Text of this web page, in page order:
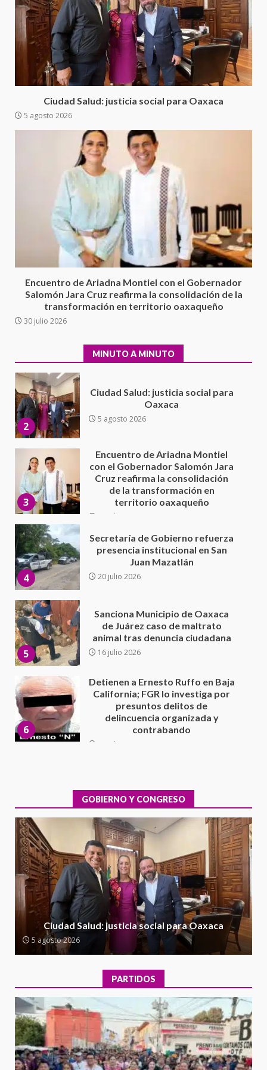
Ciudad Salud: justicia social para Oaxaca
5 agosto 2026
Encuentro de Ariadna Montiel con el Gobernador
Salomón Jara Cruz reafirma la consolidación de la
transformación en territorio oaxaqueño
30 julio 2026
MINUTO A MINUTO
5
Sanciona Municipio de Oaxaca
de Juárez caso de maltrato
animal tras denuncia ciudadana
16 julio 2026
6
Detienen a Ernesto Ruffo en Baja
California; FGR lo investiga por
presuntos delitos de
16 julio 2026
Sin paso carretera Oaxaca-
Cuacnopalan
26 junio 2026
Exhorta Poder Legislativo al
IEEPO y al Iocied a realizar una
evaluación técnica y estructural
integral de las instalaciones de la
Moisés Sáenz Garza
5 agosto 2026
5 agosto 2026
3
con el Gobernador Salomón Jara
Cruz reafirma la consolidación
de la transformación en
4
Secretaría de Gobierno refuerza
presencia institucional en San
Juan Mazatlán
20 julio 2026
5
Sanciona Municipio de Oaxaca
de Juárez caso de maltrato
animal tras denuncia ciudadana
16 julio 2026
6
California; FGR lo investiga por
presuntos delitos de
delincuencia organizada y
contrabando
7
Sin paso carretera Oaxaca-
Cuacnopalan
26 junio 2026
1
integral de las instalaciones de la
Escuela Secundaria General
Moisés Sáenz Garza
5 agosto 2026
2
Ciudad Salud: justicia social para
Oaxaca
5 agosto 2026
3
Encuentro de Ariadna Montiel
con el Gobernador Salomón Jara
Cruz reafirma la consolidación
de la transformación en
territorio oaxaqueño
30 julio 2026
4
presencia institucional en San
Juan Mazatlán
20 julio 2026
GOBIERNO Y CONGRESO
Ciudad Salud: justicia social para Oaxaca
5 agosto 2026
PARTIDOS